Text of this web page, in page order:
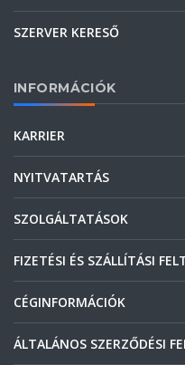
SZERVER KERESŐ
INFORMÁCIÓK
KARRIER
NYITVATARTÁS
SZOLGÁLTATÁSOK
FIZETÉSI ÉS SZÁLLÍTÁSI
CÉGINFORMÁCIÓK
ÁLTALÁNOS SZERZŐDÉSI